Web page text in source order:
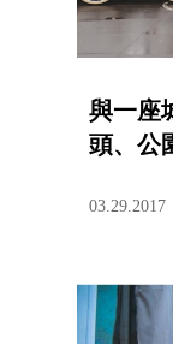
與一座
頭、公
03.29.2017